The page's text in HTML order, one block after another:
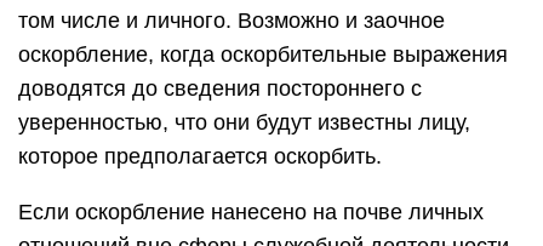
том числе и личного. Возможно и заочное
оскорбление, когда оскорбительные выражения
доводятся до сведения постороннего с
уверенностью, что они будут известны лицу,
которое предполагается оскорбить.
Если оскорбление нанесено на почве личных